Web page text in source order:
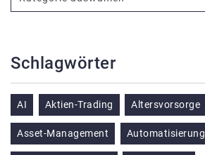
Schlagwörter
AI Aktien-Trading Altersvorsorge
Asset-Management Automatisierung